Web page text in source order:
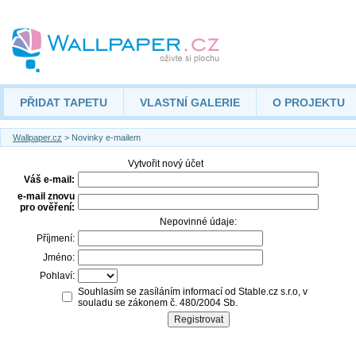
PŘIDAT TAPETU VLASTNÍ GALERIE O PROJEKTU
Wallpaper.cz > Novinky e-mailem